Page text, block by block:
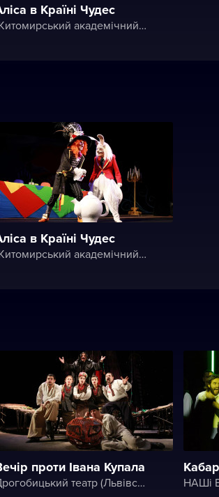
в Країні Чудес
Житомирський академічний український музично-драматичний театр ім. І. Кочерги
в Країні Чудес
Житомирський академічний український музично-драматичний театр ім. І. Кочерги
проти Івана Купала
Дрогобицький театр (Львівський академічний обласний музично-драматичний театр імені Юрія Дрогобича)